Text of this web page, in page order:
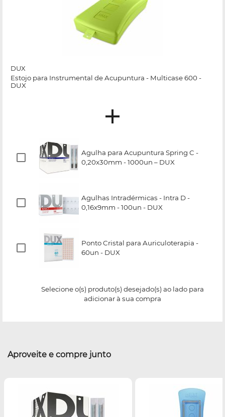
DUX
Estojo para Instrumental de Acupuntura - Multicase 600 -
DUX
Agulha para Acupuntura Spring C -
0,20x30mm - 1000un – DUX
Agulhas Intradérmicas - Intra D -
0,16x9mm - 100un - DUX
Ponto Cristal para Auriculoterapia -
60un - DUX
Selecione o(s) produto(s) desejado(s) ao lado para
adicionar à sua compra
Aproveite e compre junto